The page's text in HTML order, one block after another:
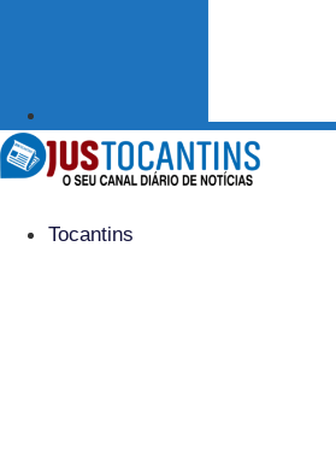
Tocantins